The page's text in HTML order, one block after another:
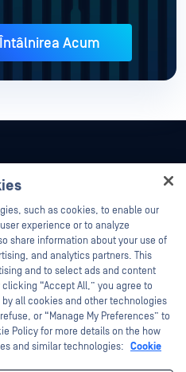
Acum
OPSWAT, MetaDefender, Metascan,
No Device., OPSWAT , Protecting the
Technology, InQuest, logo-ul InQuest,
the Hunt sunt mărci comerciale ale
such as cookies, to enable our
experience or to analyze
share information about your use of
and analytics partners. This
and to select ads and content
“Accept All,” you agree to
all cookies and other technologies
or “Manage My Preferences” to
Policy for more details on the how
and similar technologies: Cookie
OPSWAT virtual assistant.
help you secure what's critical